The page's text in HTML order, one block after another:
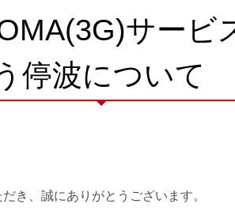
サービ
停波について
き、誠にありがとうございます。